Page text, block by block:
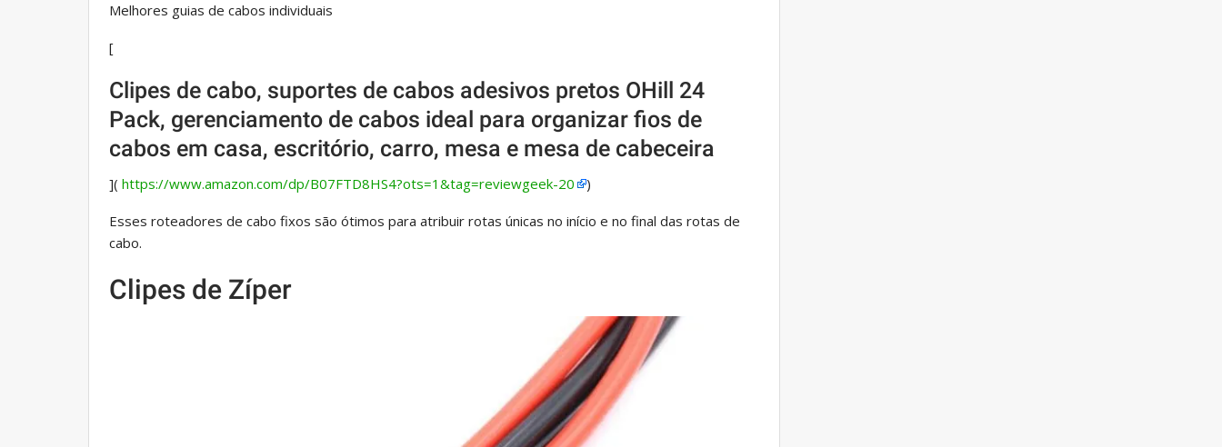
Melhores guias de cabos individuais
[
Clipes de cabo, suportes de cabos adesivos pretos OHill 24
Pack, gerenciamento de cabos ideal para organizar fios de
cabos em casa, escritório, carro, mesa e mesa de cabeceira
]( https://www.amazon.com/dp/B07FTD8HS4?ots=1&tag=reviewgeek-20 )
Esses roteadores de cabo fixos são ótimos para atribuir rotas únicas no início e no final das rotas de
cabo.
Clipes de Zíper